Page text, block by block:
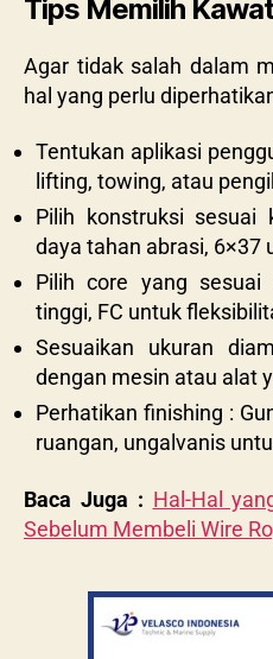
Tips Memilih
Agar tidak salah dalam
hal yang perlu
Tentukan aplikasi
lifting, towing, atau
Pilih konstruksi sesuai
daya tahan abrasi, 6×37
Pilih core yang sesuai
tinggi, FC untuk
Sesuaikan ukuran
dengan mesin atau alat
Perhatikan finishing :
ruangan, ungalvanis
Baca Juga : Hal-Hal
Sebelum Membeli Wire